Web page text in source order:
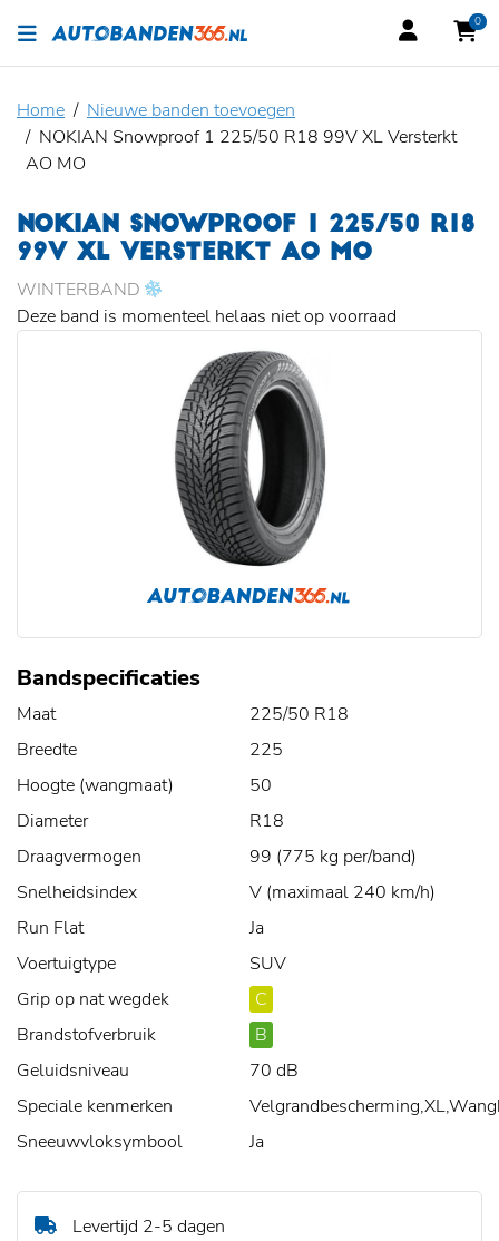
0
Home
Nieuwe banden toevoegen
NOKIAN Snowproof 1 225/50 R18 99V XL Versterkt
AO MO
NOKIAN SNOWPROOF 1 225/50 R18
99V XL VERSTERKT AO MO
WINTERBAND
Deze band is momenteel helaas niet op voorraad
Bandspecificaties
Maat
225/50 R18
Breedte
225
Hoogte (wangmaat)
50
Diameter
R18
Draagvermogen
99 (775 kg per/band)
Snelheidsindex
V (maximaal 240 km/h)
Run Flat
Ja
Voertuigtype
SUV
Grip op nat wegdek
C
Brandstofverbruik
B
Geluidsniveau
70 dB
Speciale kenmerken
Sneeuwvloksymbool
Ja
Levertijd 2-5 dagen